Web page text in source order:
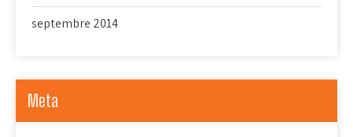
septembre 2014
Meta